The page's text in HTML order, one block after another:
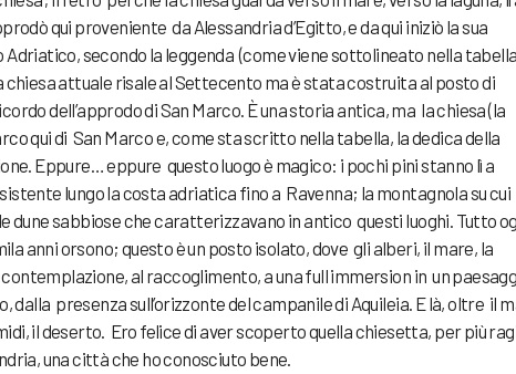
qui proveniente da Alessandria d’Egitto, e da qui iniziò la sua
Adriatico, secondo la leggenda (come viene sottolineato nella tabella
chiesa attuale risale al Settecento ma è stata costruita al posto di
dell’approdo di San Marco. È una storia antica, ma la chiesa (la
qui di San Marco e, come sta scritto nella tabella, la dedica della
Eppure… eppure questo luogo è magico: i pochi pini stanno lì a
lungo la costa adriatica fino a Ravenna; la montagnola su cui
dune sabbiose che caratterizzavano in antico questi luoghi. Tutto
anni orsono; questo è un posto isolato, dove gli alberi, il mare, la
al raccoglimento, a una full immersion in un
dalla presenza sull’orizzonte del campanile di Aquileia. E là, oltre il
il deserto. Ero felice di aver scoperto quella chiesetta, per più
una città che ho conosciuto bene.